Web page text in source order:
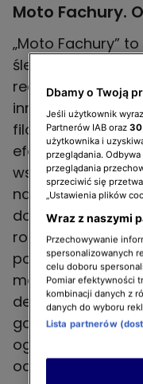
Moto Fachury.
„Moto Fachury”
śledzimy trzy
realizowane w
innym tempie, z
filozofią
efektowne ujęcia
wszystkim
naprawy,
dopasowywanie
rozwiązywanie
pojawić się w
momencie.
decyzji – gdzie
gdzie trzeba
ogóle ruszył do
odcinków.
Dbamy o Twoją
Jeśli użytkownik
Partnerów IAB oraz 30
użytkownika i
przeglądania.
przeglądania
sprzeciwić się
„Ustawienia plików
Wraz z naszymi
Przechowywanie
spersonalizowanych
celu doboru
Pomiar efektywności
kombinacji danych z
danych do wyboru
Lista partnerów